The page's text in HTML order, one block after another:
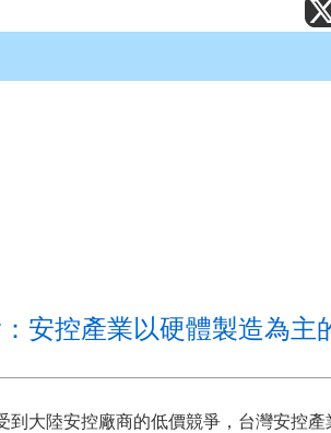
安控產業以硬體製造為主
到大陸安控廠商的低價競爭，台灣安控